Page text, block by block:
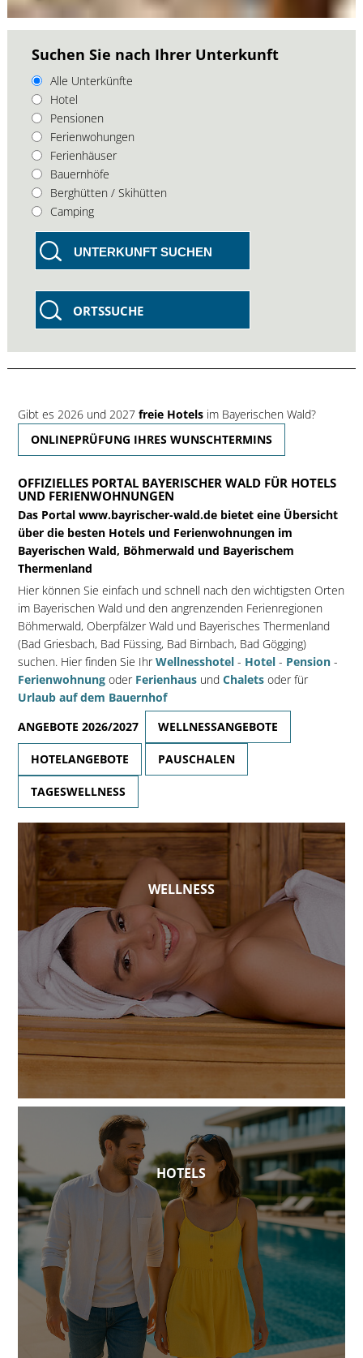
Suchen Sie nach Ihrer Unterkunft
Alle Unterkünfte
Hotel
Pensionen
Ferienwohungen
Ferienhäuser
Bauernhöfe
Berghütten / Skihütten
Camping
UNTERKUNFT SUCHEN
ORTSSUCHE
Gibt es 2026 und 2027 freie Hotels im Bayerischen Wald?
ONLINEPRÜFUNG IHRES WUNSCHTERMINS
OFFIZIELLES PORTAL BAYERISCHER WALD FÜR HOTELS
UND FERIENWOHNUNGEN
Das Portal www.bayrischer-wald.de bietet eine Übersicht
über die besten Hotels und Ferienwohnungen im
Bayerischen Wald, Böhmerwald und Bayerischem
Thermenland
Hier können Sie einfach und schnell nach den wichtigsten Orten
im Bayerischen Wald und den angrenzenden Ferienregionen
Böhmerwald, Oberpfälzer Wald und Bayerisches Thermenland
(Bad Griesbach, Bad Füssing, Bad Birnbach, Bad Gögging)
suchen. Hier finden Sie IhrWellnesshotel - Hotel - Pension -
Ferienwohnungoder Ferienhaus und Chaletsoder für
Urlaub auf dem Bauernhof
ANGEBOTE 2026/2027
WELLNESSANGEBOTE
HOTELANGEBOTE PAUSCHALEN
TAGESWELLNESS
WELLNESS
HOTELS